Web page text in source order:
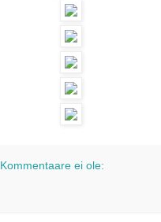
Kommentaare ei ole: